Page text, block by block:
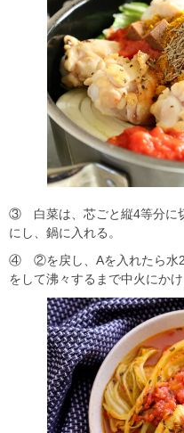
③ 白菜は、芯ごと縦4等分に
にし、鍋に入れる。
④ ②を戻し、Aを入れたら水
をして沸々するまで中火にかけ